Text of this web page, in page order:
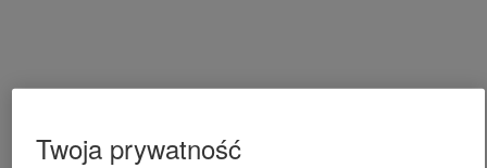
Twoja prywatność